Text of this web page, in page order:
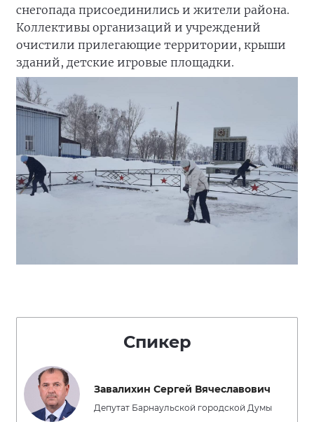
снегопада присоединились и жители района.
Коллективы организаций и учреждений
очистили прилегающие территории, крыши
зданий, детские игровые площадки.
Спикер
Завалихин Сергей Вячеславович
Депутат Барнаульской городской Думы